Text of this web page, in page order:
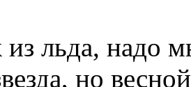
из льда, надо
но весной